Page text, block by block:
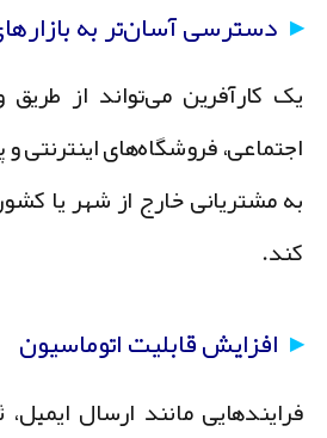
دسترسی آسان‌تر به بازارهای
کارآفرین می‌تواند از طریق
فروشگاه‌های اینترنتی و
مشتریانی خارج از شهر یا کشور
افزایش قابلیت اتوماسیون
مانند ارسال ایمیل،